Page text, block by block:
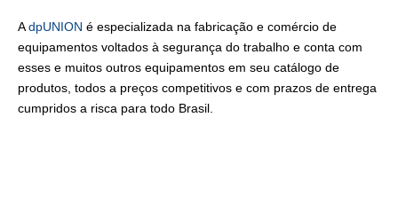
AdpUNION é especializada na fabricação e comércio de
equipamentos voltados à segurança do trabalho e conta com
esses e muitos outros equipamentos em seu catálogo de
produtos, todos a preços competitivos e com prazos de entrega
cumpridos a risca para todo Brasil.